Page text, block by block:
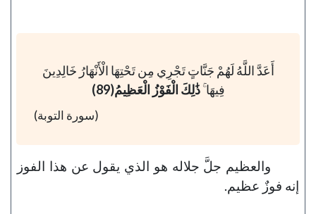
أَعَدَّ اللَّهُ لَهُمْ جَنَّاتٍ تَجْرِي مِن تَحْتِهَا الْأَنْهَارُ خَالِدِينَ
فِيهَا ۚذَٰلِكَ الْفَوْزُ الْعَظِيمُ(89)
(سورة التوبة)
والعظيم جلَّ جلاله هو الذي يقول عن هذا الفوز
إنه فوزٌ عظيم.